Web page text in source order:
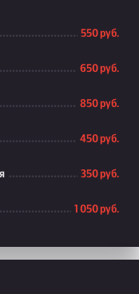
550 руб.
650 руб.
850 руб.
450 руб.
350 руб.
1 050 руб.